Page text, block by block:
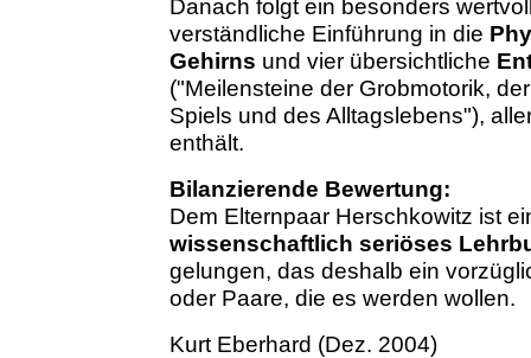
Danach folgt ein besonders
verständliche Einführung in die
Gehirns und vier übersichtliche
("Meilensteine der Grobmotorik,
Spiels und des Alltagslebens"),
enthält.
Bilanzierende Bewertung:
Dem Elternpaar Herschkowitz ist
wissenschaftlich seriöses
gelungen, das deshalb ein
oder Paare, die es werden wollen.
Kurt Eberhard (Dez. 2004)